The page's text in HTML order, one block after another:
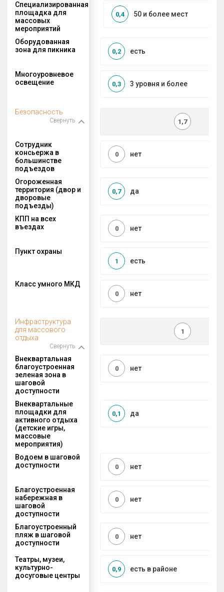
Специализированная
площадка для
массовых
мероприятий
50 и более мест
0,4
Оборудованная
зона для пикника
есть
0,2
Многоуровневое
освещение
3 уровня и более
0,3
Безопасность
Свернуть 1,7
Сотрудник
консьержа в
большинстве
подъездов
нет
0
Огороженная
территория (двор и
дворовые
подъезды)
да
0,7
КПП на всех
въездах
нет
0
Пункт охраны
есть
1
Класс умного МКД
нет
0
Инфраструктура
для массового
отдыха
Свернуть
1
Внеквартальная
благоустроенная
зеленая зона в
шаговой
доступности
нет
0
Внеквартальные
площадки для
активного отдыха
(детские игры,
массовые
мероприятия)
да
0,1
Водоем в шаговой
доступности
нет
0
Благоустроенная
набережная в
шаговой
доступности
нет
0
Благоустроенный
пляж в шаговой
доступности
нет
0
Театры, музеи,
культурно-
досуговые центры
есть в районе
0,9